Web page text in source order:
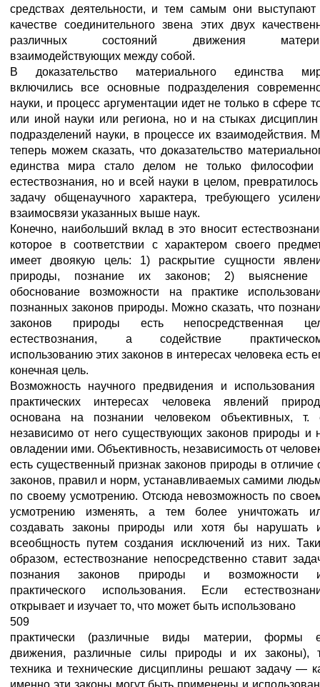
средствах деятельности, и тем самым они
качестве соединительного звена этих двух
различных состояний движения
взаимодействующих между собой.
В доказательство материального единства
включились все основные подразделения
науки, и процесс аргументации идет не только в сфере
или иной науки или региона, но и на стыках
подразделений науки, в процессе их взаимодействия.
теперь можем сказать, что доказательство
единства мира стало делом не только философии
естествознания, но и всей науки в целом,
задачу общенаучного характера, требующего
взаимосвязи указанных выше наук.
Конечно, наибольший вклад в это вносит
которое в соответствии с характером своего
имеет двоякую цель: 1) раскрытие сущности
природы, познание их законов; 2) выяснение
обоснование возможности на практике
познанных законов природы. Можно сказать, что
законов природы есть непосредственная
естествознания, а содействие
использованию этих законов в интересах человека есть
конечная цель.
Возможность научного предвидения и
практических интересах человека явлений
основана на познании человеком объективных, т.
независимо от него существующих законов природы и
овладении ими. Объективность, независимость от
есть существенный признак законов природы в отличие
законов, правил и норм, устанавливаемых самими
по своему усмотрению. Отсюда невозможность по
усмотрению изменять, а тем более уничтожать
создавать законы природы или хотя бы нарушать
всеобщность путем создания исключений из них.
образом, естествознание непосредственно ставит
познания законов природы и возможности
практического использования. Если
открывает и изучает то, что может быть использовано
509
практически (различные виды материи, формы
движения, различные силы природы и их законы),
техника и технические дисциплины решают задачу —
именно эти законы могут быть применены и